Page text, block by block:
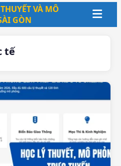
VÀ MÔ
GÒN
tế